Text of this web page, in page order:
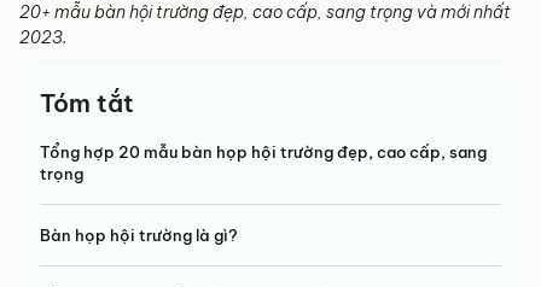
20+ mẫu bàn hội trường đẹp, cao cấp, sang trọng và mới nhất
2023.
Tóm tắt
Tổng hợp 20 mẫu bàn họp hội trường đẹp, cao cấp, sang
trọng
Bàn họp hội trường là gì?